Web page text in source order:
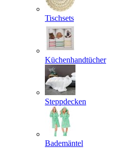
Tischsets
Küchenhandtücher
Steppdecken
Bademäntel